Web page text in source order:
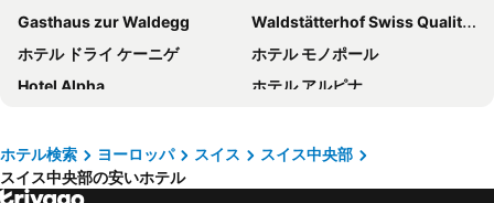
Gasthaus zur Waldegg
Waldstätterhof Swiss Quality Hotel
ホテル ドライ ケーニゲ
ホテル モノポール
Hotel Alpha
ホテル アルピナ
Hotel Des Alpes
Holiday Inn Express Luzern - Neuenkirch By Ihg
Hotel Astoria
ホテル検索 ヨーロッパ スイス
スイス中央部
スイス中央部の安いホテル